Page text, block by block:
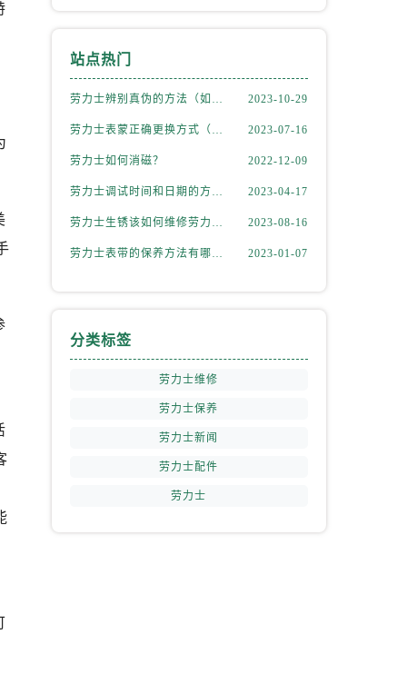
预约）
站点热门
劳力士辨别真伪的方法（如何判断劳力士的真假） 2023-10-29
劳力士表蒙正确更换方式（劳力士表蒙更换知识） 2023-07-16
劳力士如何消磁？ 2022-12-09
劳力士调试时间和日期的方法（劳力士该如何调试） 2023-04-17
劳力士生锈该如何维修劳力士（劳力士生锈怎么处理） 2023-08-16
劳力士表带的保养方法有哪些？ 2023-01-07
分类标签
劳力士维修
劳力士保养
劳力士新闻
劳力士配件
劳力士